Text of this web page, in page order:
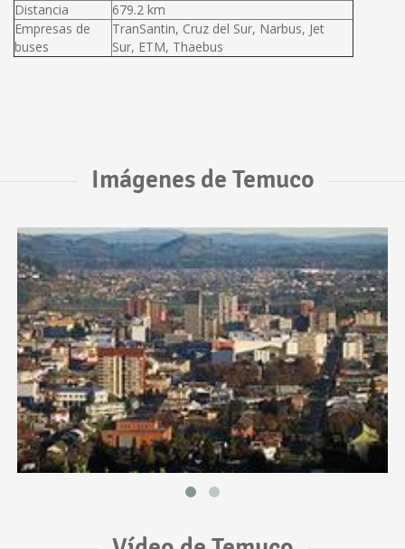
Distancia
679.2 km
Empresas de
buses
TranSantin, Cruz del Sur, Narbus, Jet
Sur, ETM, Thaebus
Imágenes de Temuco